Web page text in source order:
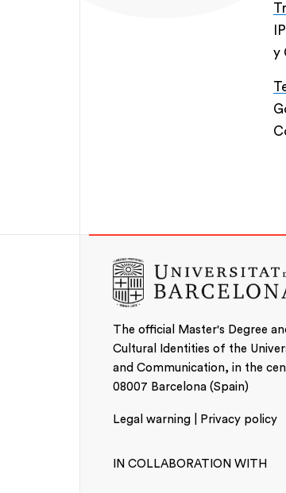
y
The official Master's Degree
Cultural Identities of the
and Communication, in the
08007 Barcelona (Spain)
Legal warning | Privacy policy
IN COLLABORATION WITH